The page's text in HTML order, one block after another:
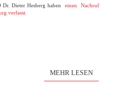
Dr. Dieter Hesberg haben einen Nachruf
verfasst.
MEHR LESEN